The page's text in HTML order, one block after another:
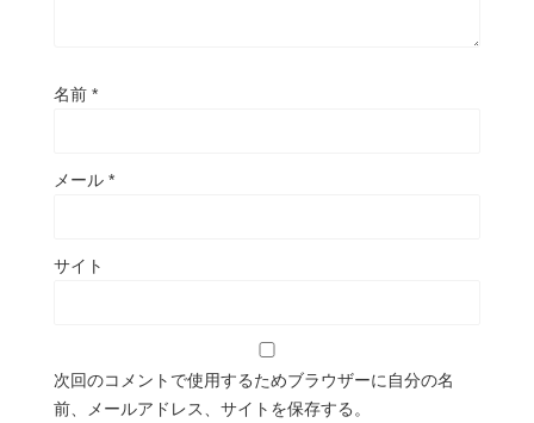
名前 *
メール *
サイト
次回のコメントで使用するためブラウザーに自分の名
前、メールアドレス、サイトを保存する。